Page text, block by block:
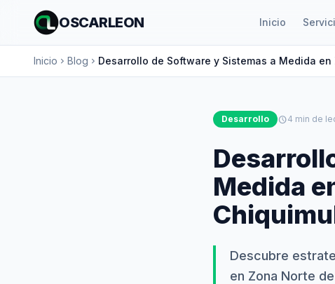
OSCARLEON Inicio
Inicio chevron_right Blog chevron_right Desarrollo de Software y Sistemas a Medida
Desarrollo schedule4 min de
Medida
Descubre
en Zona Norte